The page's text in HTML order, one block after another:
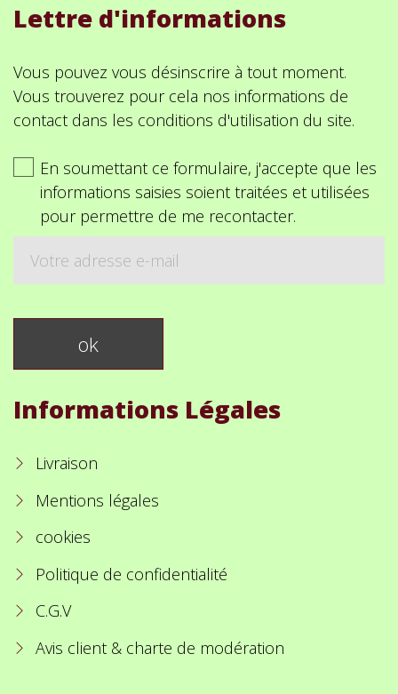
Lettre d'informations
Vous pouvez vous désinscrire à tout moment.
Vous trouverez pour cela nos informations de
contact dans les conditions d'utilisation du site.
En soumettant ce formulaire, j'accepte que les
informations saisies soient traitées et utilisées
pour permettre de me recontacter.
Informations Légales
Livraison
Mentions légales
cookies
Politique de confidentialité
C.G.V
Avis client & charte de modération